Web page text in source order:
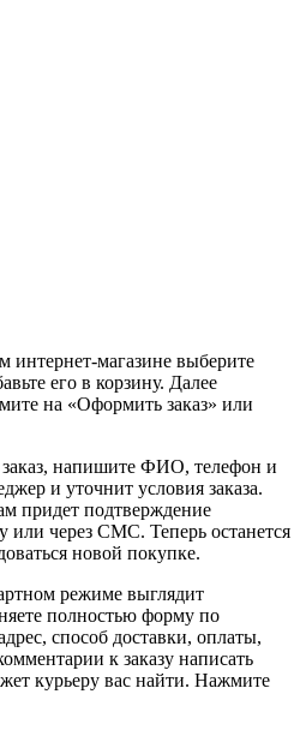
интернет-магазине выберите
его в корзину. Далее
на «Оформить заказ» или
напишите ФИО, телефон и
и уточнит условия заказа.
придет подтверждение
или через СМС. Теперь останется
новой покупке.
режиме выглядит
полностью форму по
способ доставки, оплаты,
к заказу написать
курьеру вас найти. Нажмите